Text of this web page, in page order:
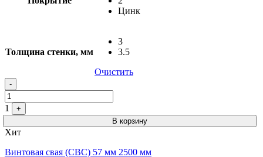
Цинк
Толщина стенки, мм
3
3.5
Очистить
-
1
+
В корзину
Хит
Винтовая свая (СВС) 57 мм 2500 мм